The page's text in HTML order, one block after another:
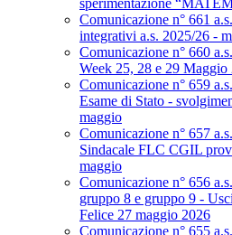
sperimentazione
Comunicazione n° 661
integrativi a.s. 2025/26 -
Comunicazione n° 660
Week 25, 28 e 29 Maggio
Comunicazione n° 659
Esame di Stato -
maggio
Comunicazione n° 657
Sindacale FLC CGIL
maggio
Comunicazione n° 656
gruppo 8 e gruppo 9 -
Felice 27 maggio 2026
Comunicazione n° 655